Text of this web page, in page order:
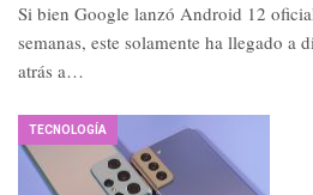
Si bien Google lanzó Android 12
semanas, este solamente ha llegado a
atrás a…
TECNOLOGÍA